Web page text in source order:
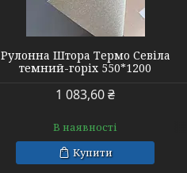
Рулонна Штора Термо Севіла
темний-горіх 550*1200
1 083,60 ₴
В наявності
Купити